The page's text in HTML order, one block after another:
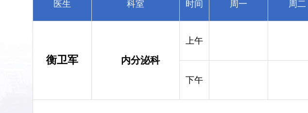
医生 科室 时间 周一 周二
衡卫军 内分泌科
上午
下午